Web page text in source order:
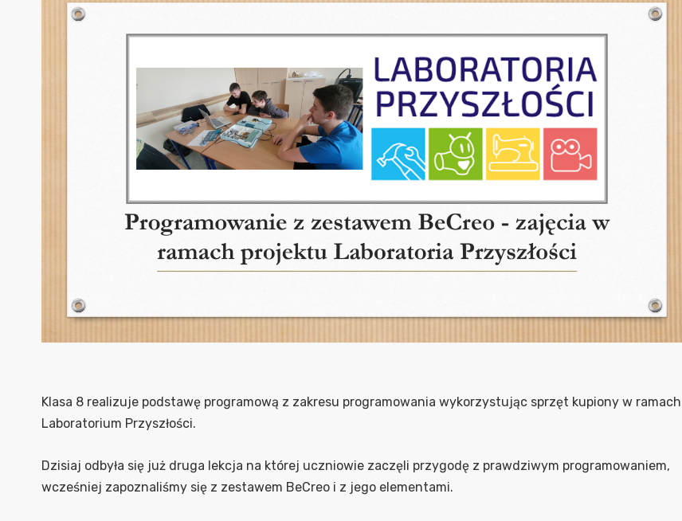
Klasa 8 realizuje podstawę programową z zakresu programowania wykorzystując sprzęt kupiony w ramach
Laboratorium Przyszłości.
Dzisiaj odbyła się już druga lekcja na której uczniowie zaczęli przygodę z prawdziwym programowaniem,
wcześniej zapoznaliśmy się z zestawem BeCreo i z jego elementami.